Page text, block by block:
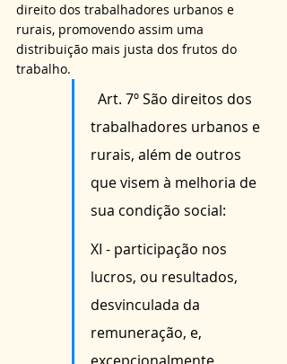
direito dos trabalhadores urbanos e
rurais, promovendo assim uma
distribuição mais justa dos frutos do
trabalho.
Art. 7º São direitos dos
trabalhadores urbanos e
rurais, além de outros
que visem à melhoria de
sua condição social:
XI - participação nos
lucros, ou resultados,
desvinculada da
remuneração, e,